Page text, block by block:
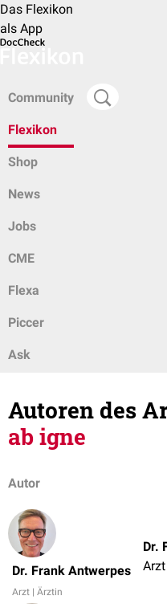
Das Flexikon
als App
Community
Flexikon
Shop
News
Jobs
CME
Flexa
Piccer
Ask
Autoren des
ab igne
Autor
Dr. Frank Antwerpes
Arzt | Ärztin
Dr.